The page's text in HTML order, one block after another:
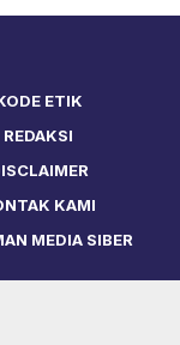
ETIK
REDAKSI
KAMI
MEDIA SIBER